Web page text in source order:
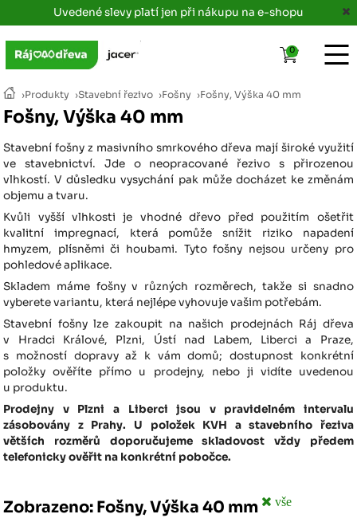
Uvedené slevy platí jen při nákupu na e-shopu
›Produkty ›Stavební řezivo ›Fošny ›Fošny, Výška 40 mm
Fošny, Výška 40 mm
Stavební fošny z masivního smrkového dřeva mají široké využití
ve stavebnictví. Jde o neopracované řezivo s přirozenou
vlhkostí. V důsledku vysychání pak může docházet ke změnám
objemu a tvaru.
Kvůli vyšší vlhkosti je vhodné dřevo před použitím ošetřit
kvalitní impregnací, která pomůže snížit riziko napadení
hmyzem, plísněmi či houbami. Tyto fošny nejsou určeny pro
pohledové aplikace.
Skladem máme fošny v různých rozměrech, takže si snadno
vyberete variantu, která nejlépe vyhovuje vašim potřebám.
Stavební fošny lze zakoupit na našich prodejnách Ráj dřeva
v Hradci Králové, Plzni, Ústí nad Labem, Liberci a Praze,
s možností dopravy až k vám domů; dostupnost konkrétní
položky ověříte přímo u prodejny, nebo ji vidíte uvedenou
u produktu.
Prodejny v Plzni a Liberci jsou v pravidelném intervalu
zásobovány z Prahy. U položek KVH a stavebního řeziva
větších rozměrů doporučujeme skladovost vždy předem
telefonicky ověřit na konkrétní pobočce.
Zobrazeno: Fošny, Výška 40 mm vše
0